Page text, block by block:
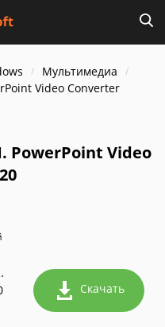
Мультимедиа
Video Converter
PowerPoint Video
Скачать